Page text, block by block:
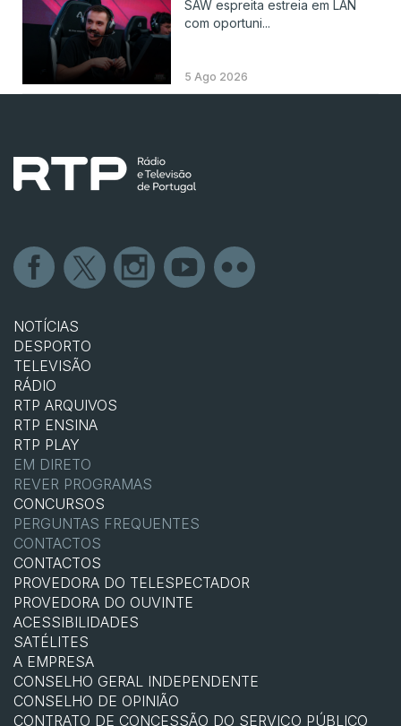
SAW espreita estreia em LAN
com oportuni...
5 Ago 2026
NOTÍCIAS
DESPORTO
TELEVISÃO
RÁDIO
RTP ARQUIVOS
RTP ENSINA
RTP PLAY
EM DIRETO
REVER PROGRAMAS
CONCURSOS
PERGUNTAS FREQUENTES
CONTACTOS
CONTACTOS
PROVEDORA DO TELESPECTADOR
PROVEDORA DO OUVINTE
ACESSIBILIDADES
SATÉLITES
A EMPRESA
CONSELHO GERAL INDEPENDENTE
CONSELHO DE OPINIÃO
CONTRATO DE CONCESSÃO DO SERVIÇO PÚBLICO